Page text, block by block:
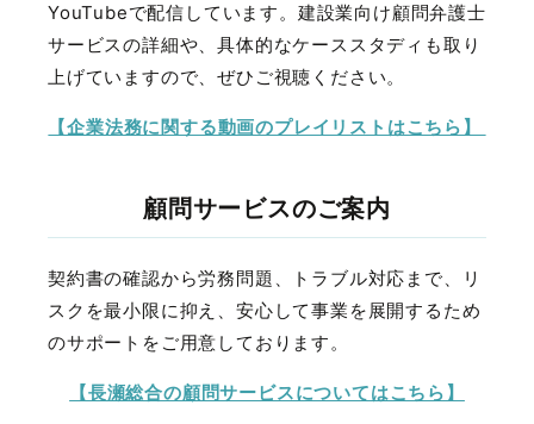
YouTubeで配信しています。建設業向け顧問弁護士
サービスの詳細や、具体的なケーススタディも取り
上げていますので、ぜひご視聴ください。
【企業法務に関する動画のプレイリストはこちら】
顧問サービスのご案内
契約書の確認から労務問題、トラブル対応まで、リ
スクを最小限に抑え、安心して事業を展開するため
のサポートをご用意しております。
【長瀬総合の顧問サービスについてはこちら】